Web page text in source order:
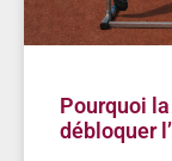
Pourquoi
débloquer